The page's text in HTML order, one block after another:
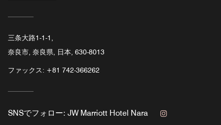
三条大路1-1-1,
奈良市, 奈良県, 日本, 630-8013
ファックス: +81 742-366262
SNSでフォロー: JW Marriott Hotel Nara